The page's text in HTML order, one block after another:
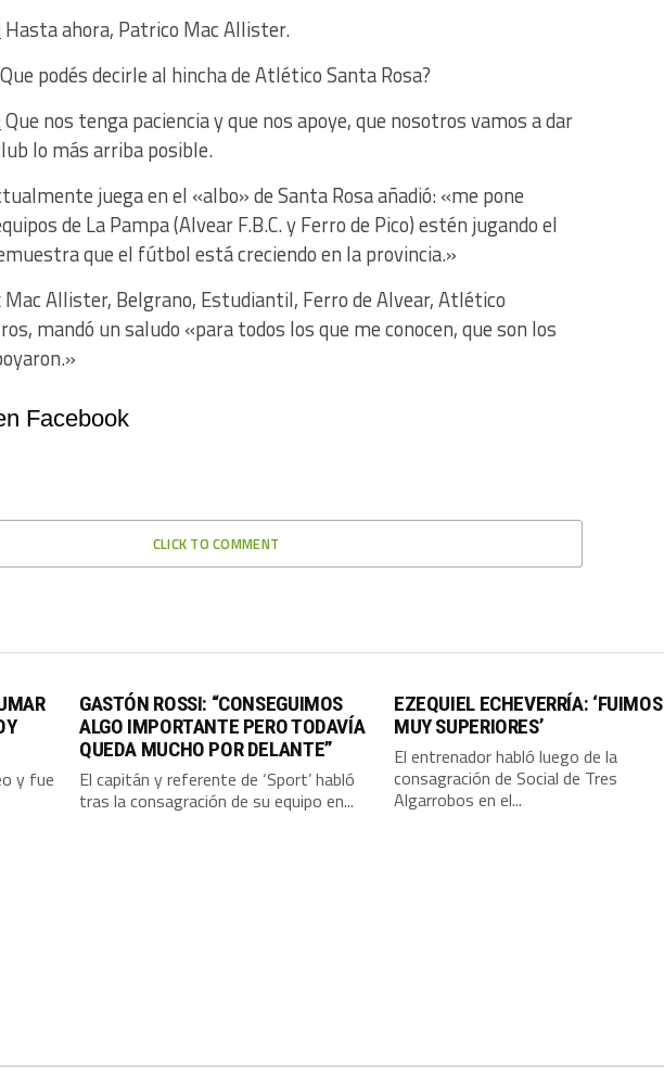
Hasta ahora, Patrico Mac Allister.
podés decirle al hincha de Atlético Santa Rosa?
Que nos tenga paciencia y que nos apoye, que nosotros vamos a dar
lo más arriba posible.
juega en el «albo» de Santa Rosa añadió: «me pone
de La Pampa (Alvear F.B.C. y Ferro de Pico) estén jugando el
que el fútbol está creciendo en la provincia.»
Mac Allister, Belgrano, Estudiantil, Ferro de Alvear, Atlético
mandó un saludo «para todos los que me conocen, que son los
Facebook
CLICK TO COMMENT
y fue
GASTÓN ROSSI: “CONSEGUIMOS
ALGO IMPORTANTE PERO TODAVÍA
QUEDA MUCHO POR DELANTE”
El capitán y referente de ‘Sport’ habló
tras la consagración de su equipo en...
EZEQUIEL ECHEVERRÍA: ‘FUIMOS
MUY SUPERIORES’
El entrenador habló luego de la
consagración de Social de Tres
Algarrobos en el...